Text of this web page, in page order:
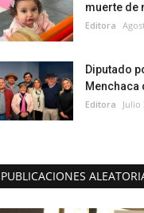
muerte de
Editora
Diputado
Menchaca
Editora Julio
PUBLICACIONES